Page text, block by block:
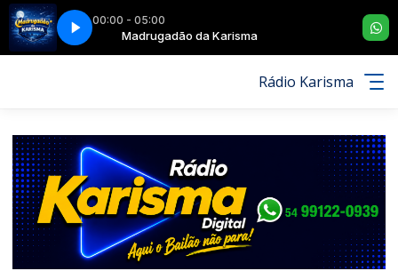
00:00 - 05:00
Madrugadão da Karisma
G10 - VOLTE CORAÇÃO
Rádio Karisma